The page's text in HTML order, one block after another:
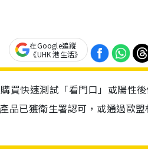
在Google追蹤
《UHK 港生活》
買快速測試「看門口」或陽性
品已獲衛生署認可，或通過歐盟